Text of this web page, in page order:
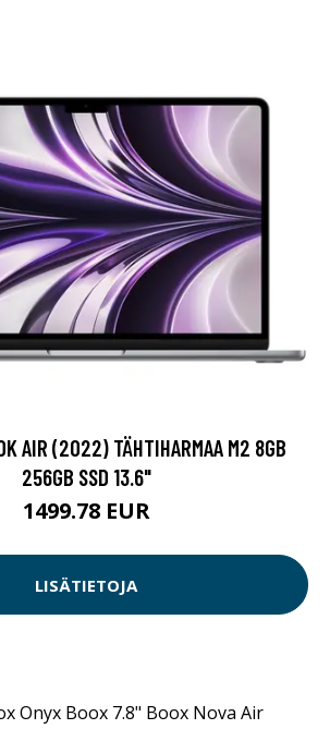
AIR (2022) TÄHTIHARMAA M2 8GB
256GB SSD 13.6"
1499.78 EUR
LISÄTIETOJA